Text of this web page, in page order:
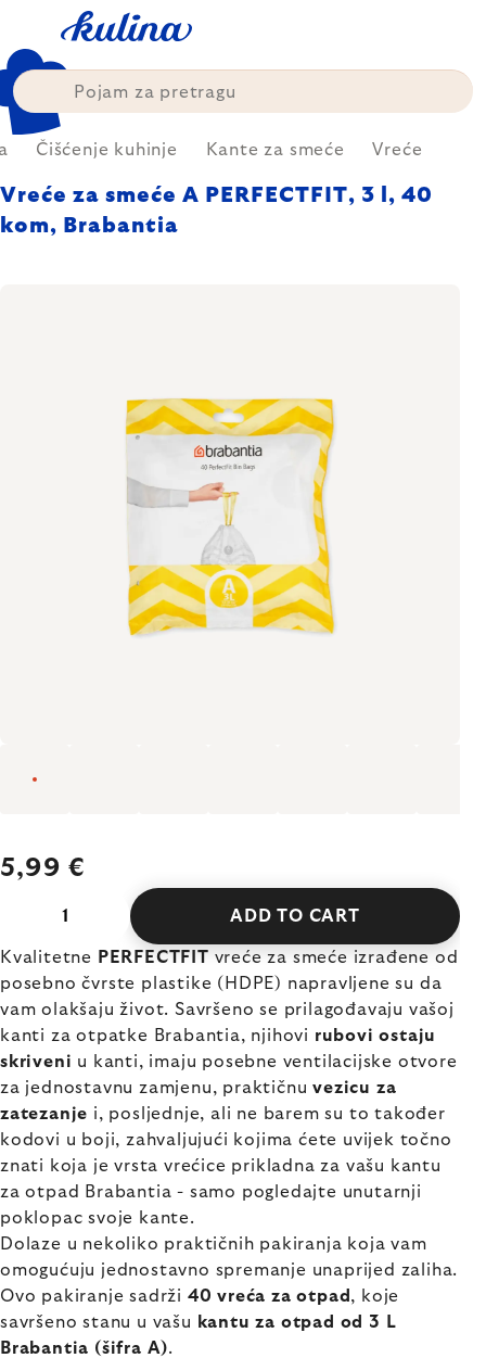
content
Čišćenje kuhinje Kante za smeće Vreće
Vreće za smeće A PERFECTFIT, 3 l, 40
kom, Brabantia
5,99 €
ADD TO CART
Kvalitetne PERFECTFIT vreće za smeće izrađene od
posebno čvrste plastike (HDPE) napravljene su da
vam olakšaju život. Savršeno se prilagođavaju vašoj
kanti za otpatke Brabantia, njihovi rubovi ostaju
skriveni u kanti, imaju posebne ventilacijske otvore
za jednostavnu zamjenu, praktičnuvezicu za
zatezanje i, posljednje, ali ne barem su to također
kodovi u boji, zahvaljujući kojima ćete uvijek točno
znati koja je vrsta vrećice prikladna za vašu kantu
za otpad Brabantia - samo pogledajte unutarnji
poklopac svoje kante.
Dolaze u nekoliko praktičnih pakiranja koja vam
omogućuju jednostavno spremanje unaprijed zaliha.
Ovo pakiranje sadrži 40 vreća za otpad , koje
savršeno stanu u vašu
kantu za otpad od 3 L
Brabantia (šifra A).